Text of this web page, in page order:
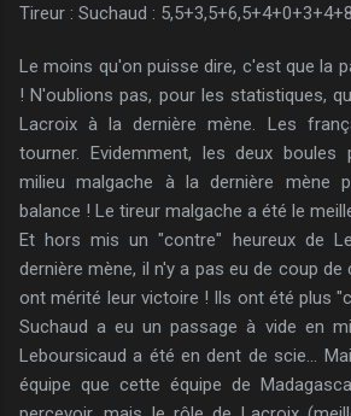
Tireur : Suchaud :
Le moins qu'on puisse dire, c'est que la
! N'oublions pas, pour les statistiques,
Lacroix à la dernière mène. Les
tourner. Evidemment, les deux
milieu malgache à la dernière mène
balance ! Le tireur malgache a été le
Et hors mis un "contre" heureux de
dernière mène, il n'y a pas eu de coup de
ont mérité leur victoire ! Ils ont été plus
Suchaud a eu un passage à vide en
Leboursicaud a été en dent de scie...
équipe que cette équipe de